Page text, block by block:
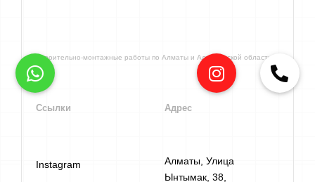
Строительно-монтажные работы по Алматы и Алматинской области
Ссылки
Instagram
Адрес
Алматы, Улица
Ынтымак, 38​,